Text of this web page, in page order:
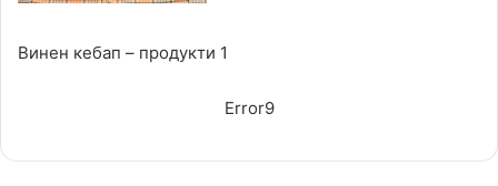
Винен кебап – продукти 1
Error9